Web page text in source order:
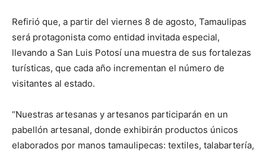
Refirió que, a partir del viernes 8 de agosto, Tamaulipas
será protagonista como entidad invitada especial,
llevando a San Luis Potosí una muestra de sus fortalezas
turísticas, que cada año incrementan el número de
visitantes al estado.
“Nuestras artesanas y artesanos participarán en un
pabellón artesanal, donde exhibirán productos únicos
elaborados por manos tamaulipecas: textiles, talabartería,